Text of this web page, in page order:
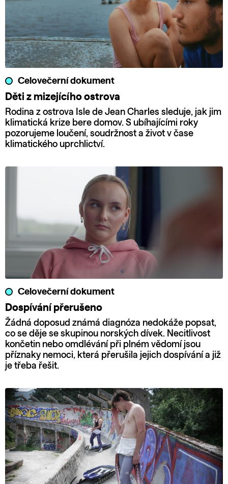
Celovečerní dokument
Děti z mizejícího ostrova
Rodina z ostrova Isle de Jean Charles sleduje, jak jim
klimatická krize bere domov. S ubíhajícími roky
pozorujeme loučení, soudržnost a život v čase
klimatického uprchlictví.
Celovečerní dokument
Dospívání přerušeno
Žádná doposud známá diagnóza nedokáže popsat,
co se děje se skupinou norských dívek. Necitlivost
končetin nebo omdlévání při plném vědomí jsou
příznaky nemoci, která přerušila jejich dospívání a již
je třeba řešit.